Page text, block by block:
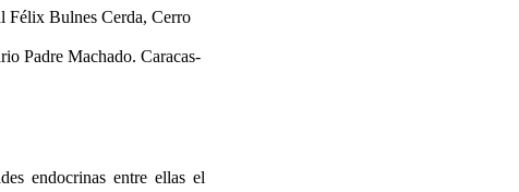
Félix Bulnes Cerda, Cerro
Padre Machado. Caracas-
endocrinas entre ellas el